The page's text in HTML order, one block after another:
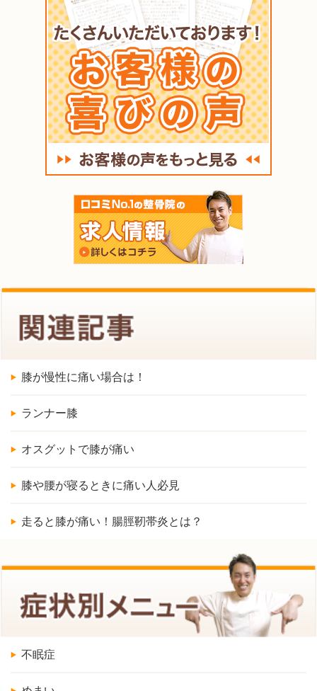
膝が慢性に痛い場合は！
ランナー膝
オスグットで膝が痛い
膝や腰が寝るときに痛い人必見
走ると膝が痛い！腸脛靭帯炎とは？
不眠症